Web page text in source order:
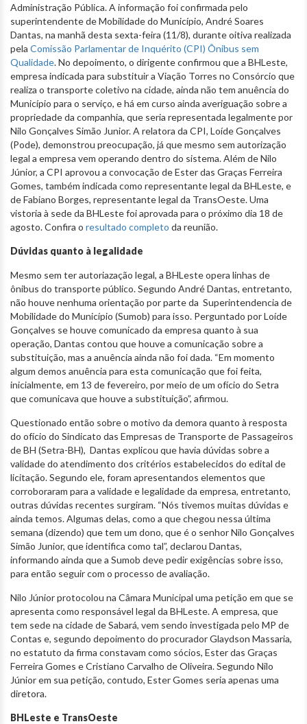
Administração Pública. A informação foi confirmada pelo
superintendente de Mobilidade do Município, André Soares
Dantas, na manhã desta sexta-feira (11/8), durante oitiva realizada
pela Comissão Parlamentar de Inquérito (CPI) Ônibus sem
Qualidade. No depoimento, o dirigente confirmou que a BHLeste,
empresa indicada para substituir a Viação Torres no Consórcio que
realiza o transporte coletivo na cidade, ainda não tem anuência do
Município para o serviço, e há em curso ainda averiguação sobre a
propriedade da companhia, que seria representada legalmente por
Nilo Gonçalves Simão Junior. A relatora da CPI, Loíde Gonçalves
(Pode), demonstrou preocupação, já que mesmo sem autorização
legal a empresa vem operando dentro do sistema. Além de Nilo
Júnior, a CPI aprovou a convocação de Ester das Graças Ferreira
Gomes, também indicada como representante legal da BHLeste, e
de Fabiano Borges, representante legal da TransOeste. Uma
vistoria à sede da BHLeste foi aprovada para o próximo dia 18 de
agosto. Confira o resultado completo da reunião.
Dúvidas quanto à legalidade
Mesmo sem ter autoriazação legal, a BHLeste opera linhas de
ônibus do transporte público. Segundo André Dantas, entretanto,
não houve nenhuma orientação por parte da Superintendencia de
Mobilidade do Município (Sumob) para isso. Perguntado por Loíde
Gonçalves se houve comunicado da empresa quanto à sua
operação, Dantas contou que houve a comunicação sobre a
substituição, mas a anuência ainda não foi dada. “Em momento
algum demos anuência para esta comunicação que foi feita,
inicialmente, em 13 de fevereiro, por meio de um ofício do Setra
que comunicava que houve a substituição”, afirmou.
Questionado então sobre o motivo da demora quanto à resposta
do ofício do Sindicato das Empresas de Transporte de Passageiros
de BH (Setra-BH), Dantas explicou que havia dúvidas sobre a
validade do atendimento dos critérios estabelecidos do edital de
licitação. Segundo ele, foram apresentandos elementos que
corroboraram para a validade e legalidade da empresa, entretanto,
outras dúvidas recentes surgiram. “Nós tivemos muitas dúvidas e
ainda temos. Algumas delas, como a que chegou nessa última
semana (dizendo) que tem um dono, que é o senhor Nilo Gonçalves
Simão Junior, que identifica como tal”, declarou Dantas,
informando ainda que a Sumob deve pedir exigências sobre isso,
para então seguir com o processo de avaliação.
Nilo Júnior protocolou na Câmara Municipal uma petição em que se
apresenta como responsável legal da BHLeste. A empresa, que
tem sede na cidade de Sabará, vem sendo investigada pelo MP de
Contas e, segundo depoimento do procurador Glaydson Massaria,
no estatuto da firma constavam como sócios, Ester das Graças
Ferreira Gomes e Cristiano Carvalho de Oliveira. Segundo Nilo
Júnior em sua petição, contudo, Ester Gomes seria apenas uma
diretora.
BHLeste e TransOeste